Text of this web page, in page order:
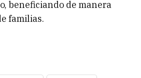
beneficiando de manera
familias.